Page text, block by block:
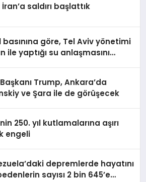
İran’a saldırı başlattık
basınına göre, Tel Aviv yönetimi
ile yaptığı su anlaşmasını
Trump, Ankara’da
ve Şara ile de görüşecek
250. yıl kutlamalarına aşırı
engeli
depremlerde hayatını
sayısı 2 bin 645’e